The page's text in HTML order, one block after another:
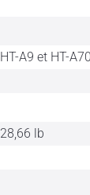
HT-A9 et HT-
28,66 lb